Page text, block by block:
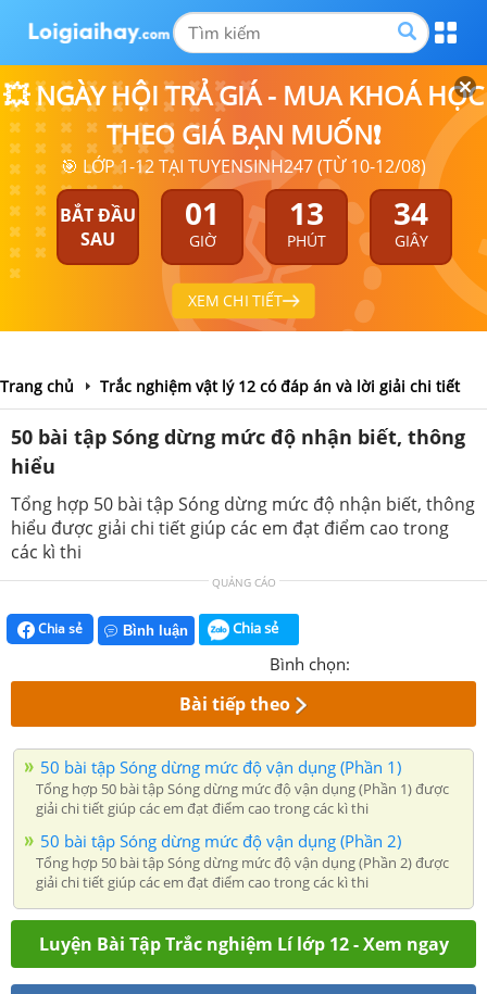
💥 NGÀY HỘI TRẢ GIÁ - MUA KHOÁ HỌC
THEO GIÁ BẠN MUỐN❗
🎯 LỚP 1-12 TẠI TUYENSINH247 (TỪ 10-12/08)
BẮT ĐẦU
SAU
01
GIỜ
13
PHÚT
34
GIÂY
XEM CHI TIẾT
Trang chủ Trắc nghiệm vật lý 12 có đáp án và lời giải chi tiết
50 bài tập Sóng dừng mức độ nhận biết, thông
hiểu
Tổng hợp 50 bài tập Sóng dừng mức độ nhận biết, thông
hiểu được giải chi tiết giúp các em đạt điểm cao trong
các kì thi
QUẢNG CÁO
Chia sẻ Bình luận Chia sẻ
Bình chọn:
Bài tiếp theo
50 bài tập Sóng dừng mức độ vận dụng (Phần 1)
Tổng hợp 50 bài tập Sóng dừng mức độ vận dụng (Phần 1) được
giải chi tiết giúp các em đạt điểm cao trong các kì thi
50 bài tập Sóng dừng mức độ vận dụng (Phần 2)
Tổng hợp 50 bài tập Sóng dừng mức độ vận dụng (Phần 2) được
giải chi tiết giúp các em đạt điểm cao trong các kì thi
Luyện Bài Tập Trắc nghiệm Lí lớp 12 - Xem ngay